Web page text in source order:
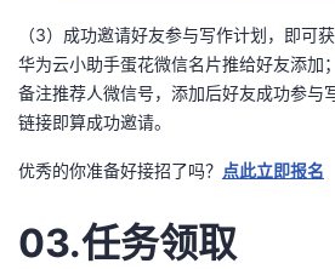
（3）成功邀请好友参与写作计划，即可
华为云小助手蛋花微信名片推给好友添加
备注推荐人微信号，添加后好友成功参与
链接即算成功邀请。
优秀的你准备好接招了吗？ 点此立即报名
03.任务领取